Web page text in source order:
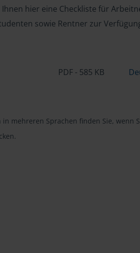
hier eine Checkliste für
sowie Rentner zur
PDF - 585 KB
mehreren Sprachen finden Sie, wenn